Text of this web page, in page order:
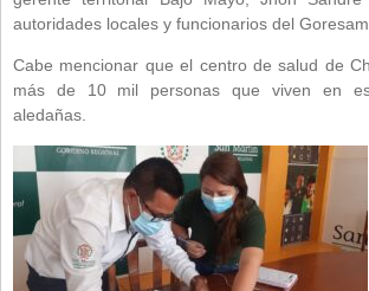
autoridades locales y funcionarios del Goresam.
Cabe mencionar que el centro de salud de
más de 10 mil personas que viven en
aledañas.